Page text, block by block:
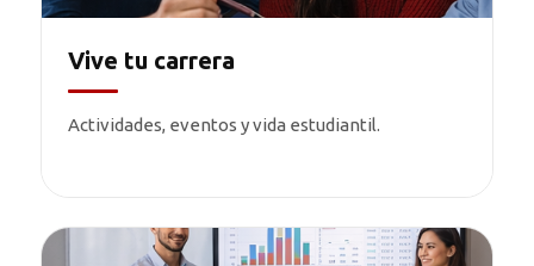
Vive tu carrera
Actividades, eventos y vida estudiantil.